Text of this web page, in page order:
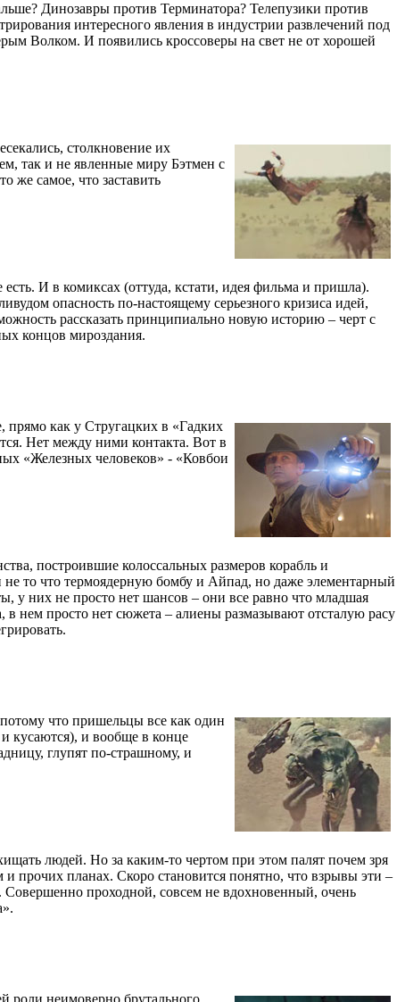
Динозавры против Терминатора? Телепузики против
интересного явления в индустрии развлечений под
Волком. И появились кроссоверы на свет не от хорошей
столкновение их
так и не явленные миру Бэтмен с
же самое, что заставить
И в комиксах (оттуда, кстати, идея фильма и пришла).
опасность по-настоящему серьезного кризиса идей,
рассказать принципиально новую историю – черт с
концов мироздания.
как у Стругацких в «Гадких
Нет между ними контакта. Вот в
«Железных человеков» - «Ковбои
построившие колоссальных размеров корабль и
то что термоядерную бомбу и Айпад, но даже элементарный
у них не просто нет шансов – они все равно что младшая
в нем просто нет сюжета – алиены размазывают отсталую расу
что пришельцы все как один
и кусаются), и вообще в конце
глупят по-страшному, и
людей. Но за каким-то чертом при этом палят почем зря
прочих планах. Скоро становится понятно, что взрывы эти –
Совершенно проходной, совсем не вдохновенный, очень